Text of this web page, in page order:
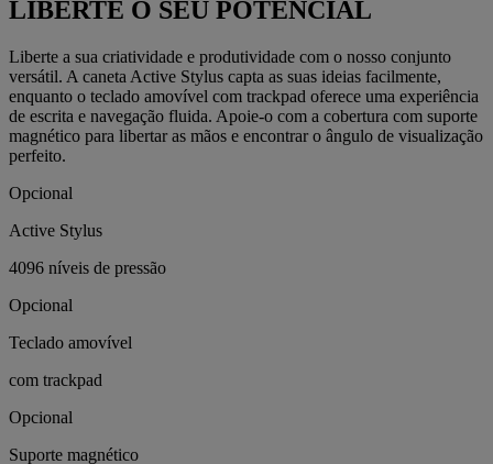
LIBERTE O SEU POTENCIAL
Liberte a sua criatividade e produtividade com o nosso conjunto
versátil. A caneta Active Stylus capta as suas ideias facilmente,
enquanto o teclado amovível com trackpad oferece uma experiência
de escrita e navegação fluida. Apoie-o com a cobertura com suporte
magnético para libertar as mãos e encontrar o ângulo de visualização
perfeito.
Opcional
Active Stylus
4096 níveis de pressão
Opcional
Teclado amovível
com trackpad
Opcional
Suporte magnético